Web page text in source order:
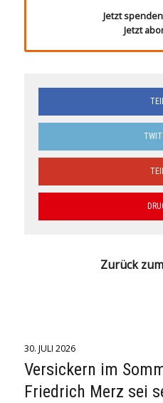
Jetzt
Jetzt
Zurück
30. JULI 2026
Versickern im
Friedrich Merz sei